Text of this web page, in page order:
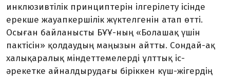
инклюзивтілік принциптерін ілгерілету ісінде
ерекше жауапкершілік жүктелгенін атап өтті.
Осыған байланысты БҰҰ-ның «Болашақ үшін
пактісін» қолдаудың маңызын айтты. Сондай-ақ
халықаралық міндеттемелерді ұлттық іс-
әрекетке айналдырудағы біріккен күш-жігердің